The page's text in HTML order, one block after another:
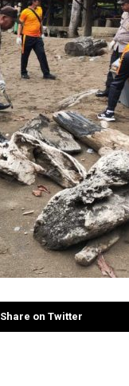
Share on Twitter